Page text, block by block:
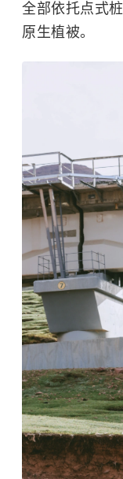
全部依托点式
原生植被。